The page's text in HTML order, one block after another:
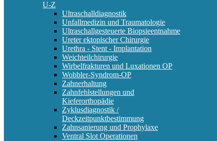
U-Z
Ultraschalldiagnostik
Unfallmedizin und Traumatologie
Ultraschallgesteuerte Biopsieentnahme
Ureter ektopischer Chirurgie
Urethra - Stent - Implantation
Weichteilchirurgie
Wirbelfrakturen und Luxationen OP
Wobbler-Syndrom-OP
Zahnerhaltung
Zahnfehlstellungen und
Kieferorthopädie
Zyklusdiagnostik /
Deckzeitpunktbestimmung
Zahnsanierung und Prophylaxe
Ventral Slot Operationen